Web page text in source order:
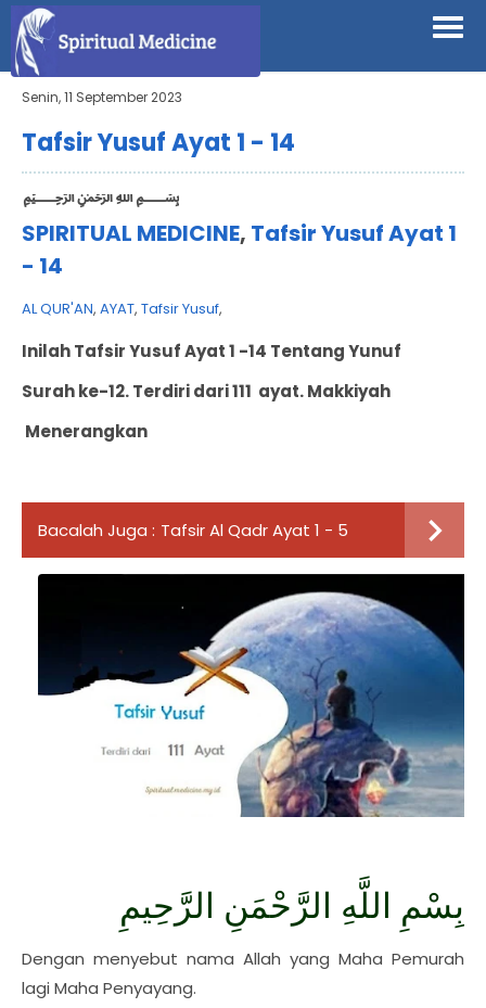
Senin, 11 September 2023
Tafsir Yusuf Ayat 1 - 14
﷽
SPIRITUAL MEDICINE, Tafsir Yusuf Ayat 1
- 14
AL QUR'AN, AYAT, Tafsir Yusuf,
Inilah TafsirYusuf Ayat 1 -14 Tentang Yunuf
Surah ke-12. Terdiri dari 111 ayat. Makkiyah
Menerangkan
Bacalah Juga : Tafsir Al Qadr Ayat 1 - 5
بِسْمِ اللَّهِ الرَّحْمَنِ الرَّحِيمِ
Dengan menyebut nama Allah yang Maha Pemurah
lagi Maha Penyayang.